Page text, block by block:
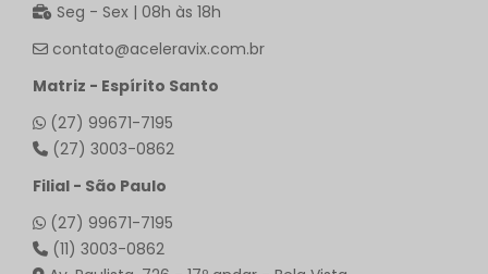
Seg - Sex | 08h às 18h
contato@aceleravix.com.br
Matriz - Espírito Santo
(27) 99671-7195
(27) 3003-0862
Filial - São Paulo
(27) 99671-7195
(11) 3003-0862